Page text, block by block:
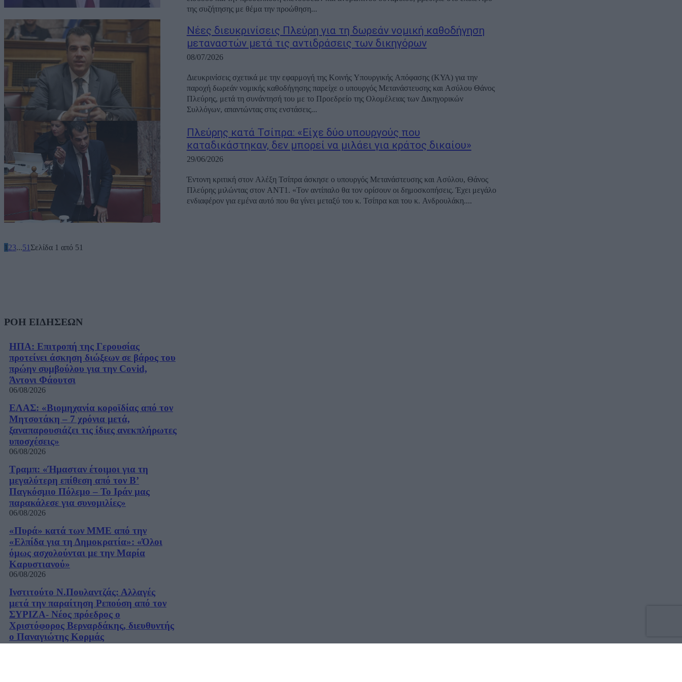
της συζήτησης με θέμα την προώθηση...
Νέες διευκρινίσεις Πλεύρη για τη δωρεάν νομική καθοδήγηση
μεταναστών μετά τις αντιδράσεις των δικηγόρων
08/07/2026
Διευκρινίσεις σχετικά με την εφαρμογή της Κοινής Υπουργικής Απόφασης (ΚΥΑ) για την
παροχή δωρεάν νομικής καθοδήγησης παρείχε ο υπουργός Μετανάστευσης και Ασύλου Θάνος
Πλεύρης, μετά τη συνάντησή του με το Προεδρείο της Ολομέλειας των Δικηγορικών
Συλλόγων, απαντώντας στις ενστάσεις...
Πλεύρης κατά Τσίπρα: «Είχε δύο υπουργούς που
καταδικάστηκαν, δεν μπορεί να μιλάει για κράτος δικαίου»
29/06/2026
Έντονη κριτική στον Αλέξη Τσίπρα άσκησε ο υπουργός Μετανάστευσης και Ασύλου, Θάνος
Πλεύρης μιλώντας στον ΑΝΤ1. «Τον αντίπαλο θα τον ορίσουν οι δημοσκοπήσεις. Έχει μεγάλο
ενδιαφέρον για εμένα αυτό που θα γίνει μεταξύ του κ. Τσίπρα και του κ. Ανδρουλάκη....
1 23...51 Σελίδα 1 από 51
ΡΟΗ ΕΙΔΗΣΕΩΝ
ΗΠΑ: Επιτροπή της Γερουσίας
προτείνει άσκηση διώξεων σε βάρος του
πρώην συμβούλου για την Covid,
Άντονι Φάουτσι
06/08/2026
ΕΛΑΣ: «Βιομηχανία κοροϊδίας από τον
Μητσοτάκη – 7 χρόνια μετά,
ξαναπαρουσιάζει τις ίδιες ανεκπλήρωτες
υποσχέσεις»
06/08/2026
Τραμπ: «Ήμασταν έτοιμοι για τη
μεγαλύτερη επίθεση από τον Β’
Παγκόσμιο Πόλεμο – Το Ιράν μας
παρακάλεσε για συνομιλίες»
06/08/2026
«Πυρά» κατά των ΜΜΕ από την
«Ελπίδα για τη Δημοκρατία»: «Όλοι
όμως ασχολούνται με την Μαρία
Καρυστιανού»
06/08/2026
Ινστιτούτο Ν.Πουλαντζάς: Αλλαγές
μετά την παραίτηση Ρεπούση από τον
ΣΥΡΙΖΑ- Νέος πρόεδρος ο
Χριστόφορος Βερναρδάκης, διευθυντής
ο Παναγιώτης Κορμάς